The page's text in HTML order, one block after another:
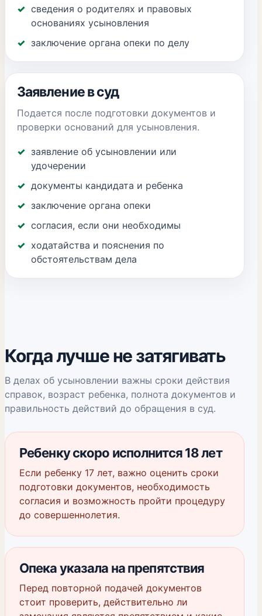
сведения о родителях и правовых
основаниях усыновления
заключение органа опеки по делу
Заявление в суд
Подается после подготовки документов и
проверки оснований для усыновления.
заявление об усыновлении или
удочерении
документы кандидата и ребенка
заключение органа опеки
согласия, если они необходимы
ходатайства и пояснения по
обстоятельствам дела
Когда лучше не затягивать
В делах об усыновлении важны сроки действия
справок, возраст ребенка, полнота документов и
правильность действий до обращения в суд.
Ребенку скоро исполнится 18 лет
Если ребенку 17 лет, важно оценить сроки
подготовки документов, необходимость
согласия и возможность пройти процедуру
до совершеннолетия.
Опека указала на препятствия
Перед повторной подачей документов
стоит проверить, действительно ли